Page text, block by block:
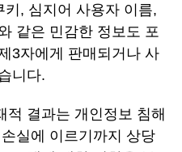
, 심지어 사용자 이름,
같은 민감한 정보도 포
3자에게 판매되거나 사
니다.
적 결과는 개인정보 침해
실에 이르기까지 상당